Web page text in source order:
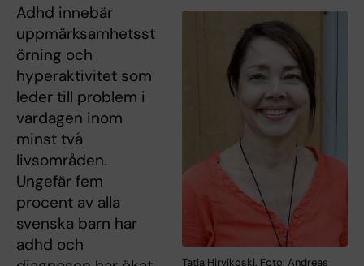
Tatja Hirvikoski. Foto: Andreas
Adhd innebär
uppmärksamhetsst
örning och
hyperaktivitet som
leder till problem i
vardagen inom
minst två
livsområden.
Ungefär fem
procent av alla
svenska barn har
adhd och